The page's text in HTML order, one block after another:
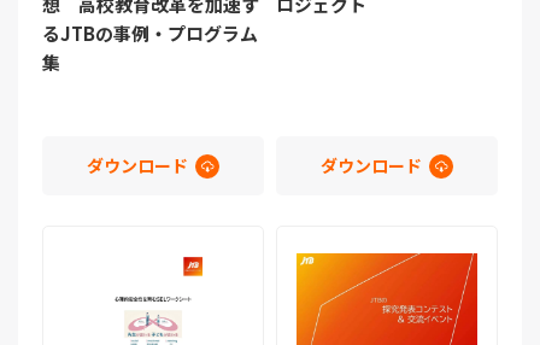
るJTBの事例・プログラム
集
ダウンロード ダウンロード